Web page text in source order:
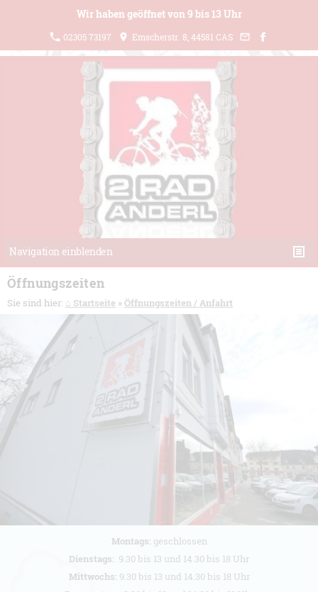
Wir haben geöffnet von 9 bis 13 Uhr
02305 73197 Emscherstr. 8, 44581 CAS
Navigation einblenden
Öffnungszeiten
Sie sind hier: ⌂ Startseite » Öffnungszeiten / Anfahrt
Montags: geschlossen
Dienstags: 9.30 bis 13 und 14.30 bis 18 Uhr
Mittwochs: 9.30 bis 13 und 14.30 bis 18 Uhr